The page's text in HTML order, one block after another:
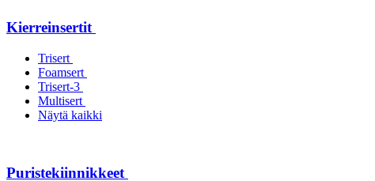
Kierreinsertit
Trisert
Foamsert
Trisert-3
Multisert
Näytä kaikki
Puristekiinnikkeet